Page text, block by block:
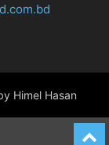
Himel Hasan